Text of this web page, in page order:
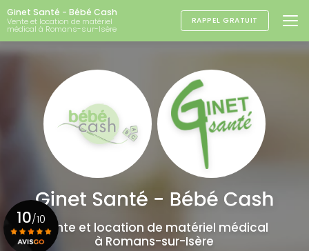
Aller
au
contenu
principal
Ginet Santé - Bébé Cash
Vente et location de matériel
médical à Romans-sur-Isère
RAPPEL GRATUIT
Vente et location de matériel médical
à Romans-sur-Isère
10/10